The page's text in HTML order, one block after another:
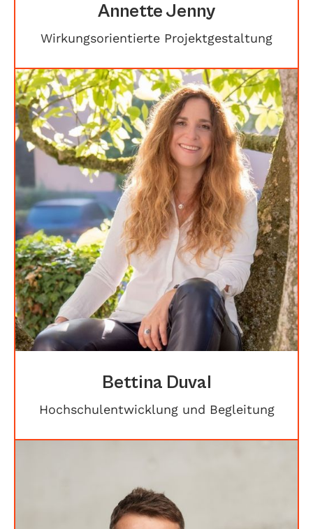
Annette Jenny
Wirkungsorientierte Projektgestaltung
Bettina Duval
Hochschulentwicklung und Begleitung